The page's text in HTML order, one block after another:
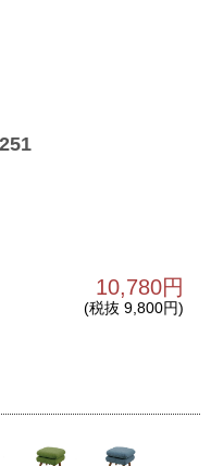
10,780円
(税抜 9,800円)